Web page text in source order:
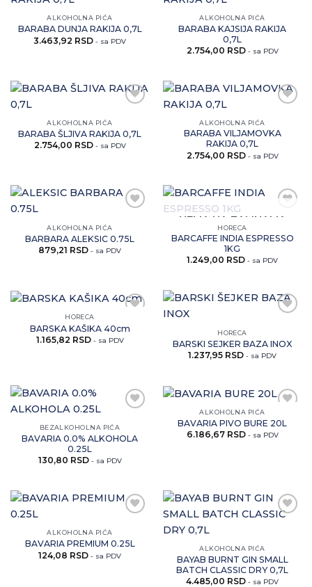
artikal
ALKOHOLNA PIĆA
BARABA DUNJA RAKIJA 0,7L
3.463,92 RSD - sa PDV
artikal
ALKOHOLNA PIĆA
BARABA KAJSIJA RAKIJA
0,7L
2.754,00 RSD - sa PDV
artikal
ALKOHOLNA PIĆA
BARABA ŠLJIVA RAKIJA 0,7L
2.754,00 RSD - sa PDV
artikal
ALKOHOLNA PIĆA
BARABA VILJAMOVKA
RAKIJA 0,7L
2.754,00 RSD - sa PDV
artikal
ALKOHOLNA PIĆA
BARBARA ALEKSIC 0.75L
879,21 RSD - sa PDV
Zaprati
artikal
NEMA NA ZALIHAMA
HORECA
BARCAFFE INDIA ESPRESSO
1KG
1.249,00 RSD - sa PDV
ovaj
artikal
HORECA
BARSKA KAŠIKA 40cm
1.165,82 RSD - sa PDV
artikal
HORECA
BARSKI SEJKER BAZA INOX
1.237,95 RSD - sa PDV
artikal
BEZALKOHOLNA PIĆA
BAVARIA 0.0% ALKOHOLA
0.25L
130,80 RSD - sa PDV
ovaj
artikal
ALKOHOLNA PIĆA
BAVARIA PIVO BURE 20L
6.186,67 RSD - sa PDV
artikal
ALKOHOLNA PIĆA
BAVARIA PREMIUM 0.25L
124,08 RSD - sa PDV
ALKOHOLNA PIĆA
BAYAB BURNT GIN SMALL
BATCH CLASSIC DRY 0,7L
4.485,00 RSD - sa PDV